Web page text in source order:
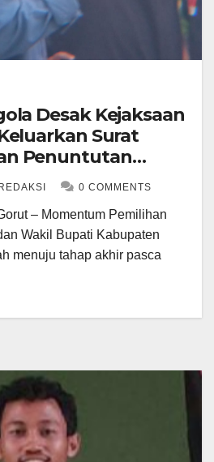
Desak Kejaksaan
Surat
Penuntutan
Money Politic
REDAKSI 0 COMMENTS
– Momentum Pemilihan
Wakil Bupati Kabupaten
menuju tahap akhir pasca